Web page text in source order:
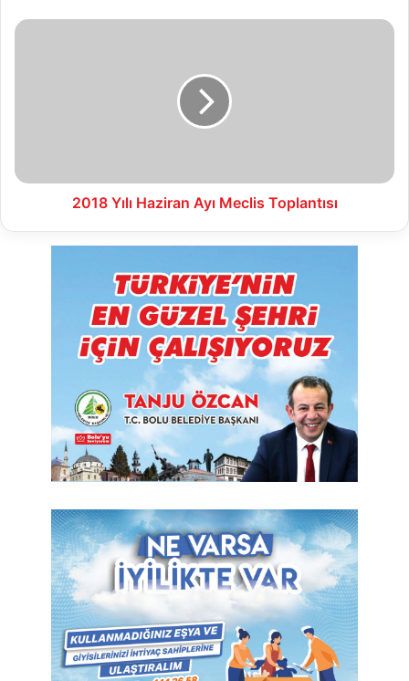
2018
2018 Yılı Haziran Ayı Meclis Toplantısı